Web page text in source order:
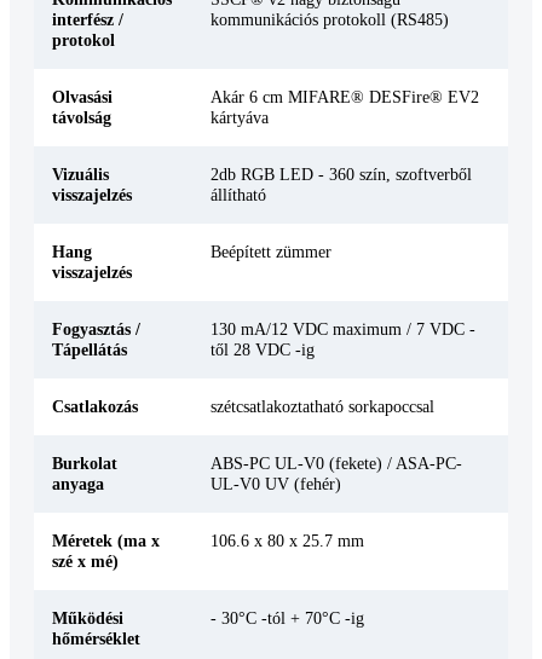
interfész /
protokol
kommunikációs protokoll (RS485)
Olvasási
távolság
Akár 6 cm MIFARE® DESFire® EV2
kártyáva
Vizuális
visszajelzés
2db RGB LED - 360 szín, szoftverből
állítható
Hang
visszajelzés
Beépített zümmer
Fogyasztás /
Tápellátás
130 mA/12 VDC maximum / 7 VDC -
től 28 VDC -ig
Csatlakozás szétcsatlakoztatható sorkapoccsal
Burkolat
anyaga
ABS-PC UL-V0 (fekete) / ASA-PC-
UL-V0 UV (fehér)
Méretek (ma x
szé x mé)
106.6 x 80 x 25.7 mm
Működési
hőmérséklet
- 30°C -tól + 70°C -ig